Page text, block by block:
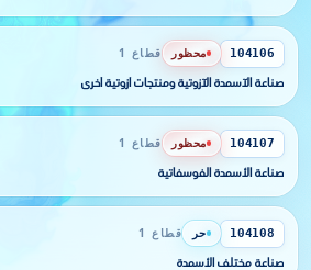
104106 محظور قطاع 1
صناعة الآسمدة الآزوتية ومنتجات آزوتية أخرى
104107 محظور قطاع 1
صناعة الأسمدة الفوسفاتية
104108 حر قطاع 1
صناعة مختلف الأسمدة